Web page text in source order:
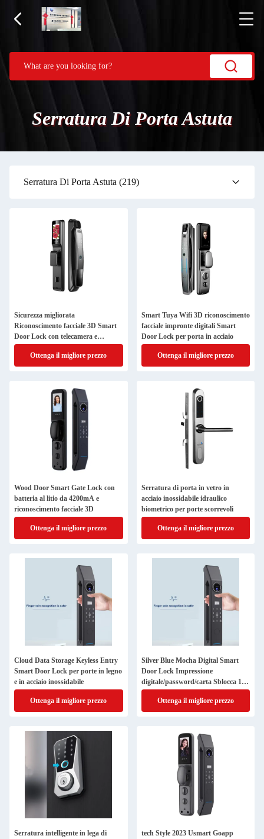
Serratura Di Porta Astuta
Serratura Di Porta Astuta (219)
Sicurezza migliorata
Riconoscimento facciale 3D Smart
Door Lock con telecamera e
connettività Wifi
Ottenga il migliore prezzo
Smart Tuya Wifi 3D riconoscimento
facciale impronte digitali Smart
Door Lock per porta in acciaio
Ottenga il migliore prezzo
Wood Door Smart Gate Lock con
batteria al litio da 4200mA e
riconoscimento facciale 3D
Ottenga il migliore prezzo
Serratura di porta in vetro in
acciaio inossidabile idraulico
biometrico per porte scorrevoli
Ottenga il migliore prezzo
Cloud Data Storage Keyless Entry
Smart Door Lock per porte in legno
e in acciaio inossidabile
Ottenga il migliore prezzo
Silver Blue Mocha Digital Smart
Door Lock Impressione
digitale/password/carta Sblocca 100
capacità
Ottenga il migliore prezzo
Serratura intelligente in lega di
tech Style 2023 Usmart Goapp